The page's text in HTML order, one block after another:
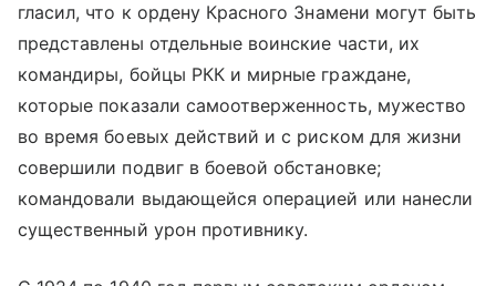
гласил, что к ордену Красного Знамени могут быть
представлены отдельные воинские части, их
командиры, бойцы РКК и мирные граждане,
которые показали самоотверженность, мужество
во время боевых действий и с риском для жизни
совершили подвиг в боевой обстановке;
командовали выдающейся операцией или нанесли
существенный урон противнику.